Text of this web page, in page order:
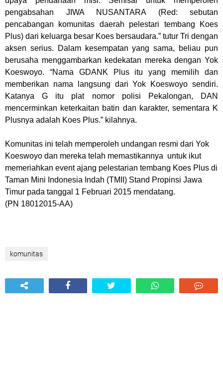
pengabsahan JIWA NUSANTARA (Red: sebutan
pencabangan komunitas daerah pelestari tembang Koes
Plus) dari keluarga besar Koes bersaudara.” tutur Tri dengan
aksen serius. Dalam kesempatan yang sama, beliau pun
berusaha menggambarkan kedekatan mereka dengan Yok
Koeswoyo. “Nama GDANK Plus itu yang memilih dan
memberikan nama langsung dari Yok Koeswoyo sendiri.
Katanya G itu plat nomor polisi Pekalongan, DAN
mencerminkan keterkaitan batin dan karakter, sementara K
Plusnya adalah Koes Plus.” kilahnya.
Komunitas ini telah memperoleh undangan resmi dari Yok
Koeswoyo dan mereka telah memastikannya untuk ikut
memeriahkan event ajang pelestarian tembang Koes Plus di
Taman Mini Indonesia Indah (TMII) Stand Propinsi Jawa
Timur pada tanggal 1 Februari 2015 mendatang.
(PN 18012015-AA)
komunitas